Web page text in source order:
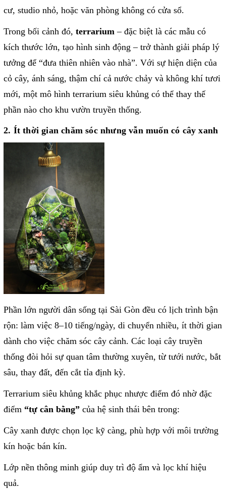
cư, studio nhỏ, hoặc văn phòng không có cửa sổ.
Trong bối cảnh đó, terrarium – đặc biệt là các mẫu có
kích thước lớn, tạo hình sinh động – trở thành giải pháp lý
tưởng để “đưa thiên nhiên vào nhà”. Với sự hiện diện của
cỏ cây, ánh sáng, thậm chí cả nước chảy và không khí tươi
mới, một mô hình terrarium siêu khủng có thể thay thế
phần nào cho khu vườn truyền thống.
2. Ít thời gian chăm sóc nhưng vẫn muốn có cây xanh
Phần lớn người dân sống tại Sài Gòn đều có lịch trình bận
rộn: làm việc 8–10 tiếng/ngày, di chuyển nhiều, ít thời gian
dành cho việc chăm sóc cây cảnh. Các loại cây truyền
thống đòi hỏi sự quan tâm thường xuyên, từ tưới nước, bắt
sâu, thay đất, đến cắt tỉa định kỳ.
Terrarium siêu khủng khắc phục nhược điểm đó nhờ đặc
điểm “tự cân bằng” của hệ sinh thái bên trong:
Cây xanh được chọn lọc kỹ càng, phù hợp với môi trường
kín hoặc bán kín.
Lớp nền thông minh giúp duy trì độ ẩm và lọc khí hiệu
quả.